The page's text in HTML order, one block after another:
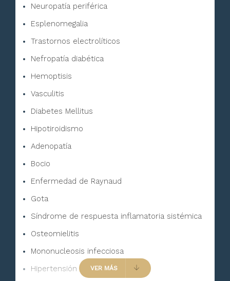
Neuropatía periférica
Esplenomegalia
Trastornos electrolíticos
Nefropatía diabética
Hemoptisis
Vasculitis
Diabetes Mellitus
Hipotiroidismo
Adenopatía
Bocio
Enfermedad de Raynaud
Gota
Síndrome de respuesta inflamatoria sistémica
Osteomielitis
Mononucleosis infecciosa
Hipertensión Arterial
VER MÁS